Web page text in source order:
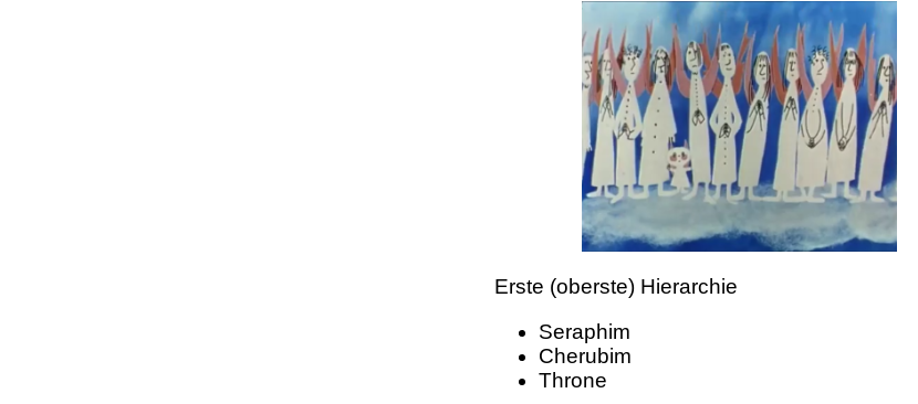
Erste (oberste) Hierarchie
Seraphim
Cherubim
Throne